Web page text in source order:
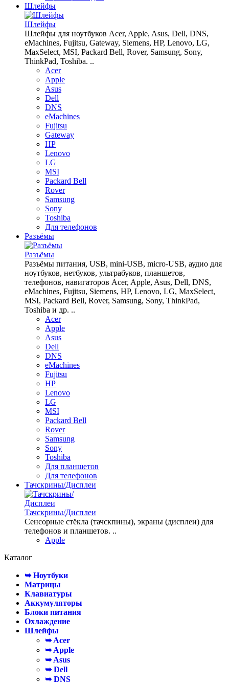
Шлейфы
Шлейфы
Шлейфы для ноутбуков Acer, Apple, Asus, Dell, DNS,
eMachines, Fujitsu, Gateway, Siemens, HP, Lenovo, LG,
MaxSelect, MSI, Packard Bell, Rover, Samsung, Sony,
ThinkPad, Toshiba. ..
Acer
Apple
Asus
Dell
DNS
eMachines
Fujitsu
Gateway
HP
Lenovo
LG
MSI
Packard Bell
Rover
Samsung
Sony
Toshiba
Для телефонов
Разъёмы
Разъёмы
Разъёмы питания, USB, mini-USB, micro-USB, аудио для
ноутбуков, нетбуков, ультрабуков, планшетов,
телефонов, навигаторов Acer, Apple, Asus, Dell, DNS,
eMachines, Fujitsu, Siemens, HP, Lenovo, LG, MaxSelect,
MSI, Packard Bell, Rover, Samsung, Sony, ThinkPad,
Toshiba и др. ..
Acer
Apple
Asus
Dell
DNS
eMachines
Fujitsu
HP
Lenovo
LG
MSI
Packard Bell
Rover
Samsung
Sony
Toshiba
Для планшетов
Для телефонов
Тачскрины/Дисплеи
Тачскрины/Дисплеи
Сенсорные стёкла (тачскпины), экраны (дисплеи) для
телефонов и планшетов. ..
Apple
Каталог
➥ Ноутбуки
Матрицы
Клавиатуры
Аккумуляторы
Блоки питания
Охлаждение
Шлейфы
➥ Acer
➥ Apple
➥ Asus
➥ Dell
➥ DNS